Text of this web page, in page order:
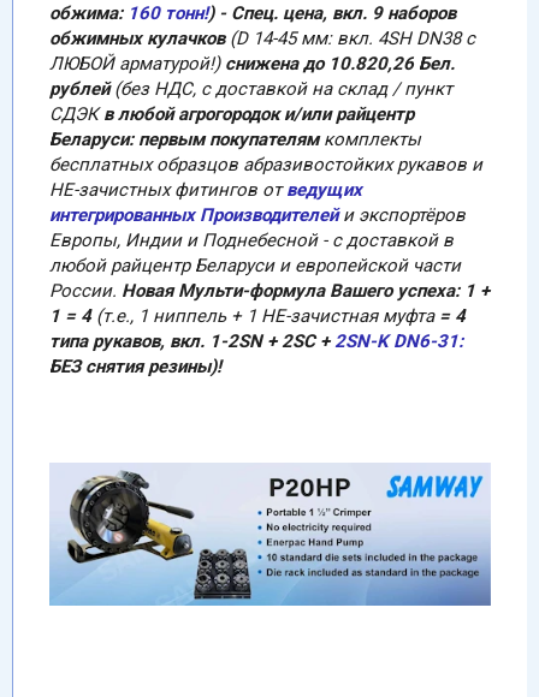
обжима: 160 тонн!) - Спец. цена, вкл. 9 наборов
обжимных кулачков (D 14-45 мм: вкл. 4SH DN38 с
ЛЮБОЙ арматурой!)снижена до 10.820,26 Бел.
рублей(без НДС, с доставкой на склад / пункт
СДЭКв любой агрогородок и/или райцентр
Беларуси: первым покупателямкомплекты
бесплатных образцов абразивостойких рукавов и
НЕ-зачистных фитингов отведущих
интегрированных Производителей и экспортёров
Европы, Индии и Поднебесной - с доставкой в
любой райцентр Беларуси и европейской части
России. Новая Мульти-формула Вашего успеха: 1 +
1 = 4 (т.е., 1 ниппель + 1 НЕ-зачистная муфта = 4
типа рукавов, вкл. 1-2SN + 2SC +2SN-K DN6-31:
БЕЗ снятия резины)!